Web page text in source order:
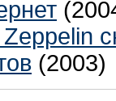
Zeppelin
(2003)